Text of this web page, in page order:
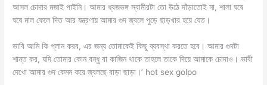
আসল চোদার মজাই পাইনি। আমার ধ্বজভঙ্গ স্বামীরটা তো উঠে দাঁড়াতোই না, শালা ঘষে
ঘষে মাল ফেলে দিত আর যন্ত্রণায় আমার গুদ জ্বলে পুড়ে ছাড়খার হয়ে যেত।
ভাবি আমি কি প্লান করব, এর জন্য তোমাকেই কিছু ব্যবস্থা করতে হবে। আমার গুদটা
শান্ত কর, যদি তোমার কোন বন্ধু বা কাজিন থাকে তাহলে তাকে দিয়ে আমাকে চোদাও। ভাবী
দেখো আমার গুদ কেমন করে জ্বলছে বাড়া ছাড়া।’ hot sex golpo